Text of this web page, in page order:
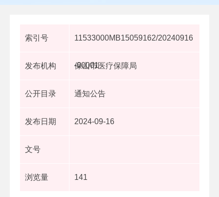
索引号 11533000MB15059162/20240916
-00001
发布机构 保山市医疗保障局
公开目录 通知公告
发布日期 2024-09-16
文号
浏览量 141